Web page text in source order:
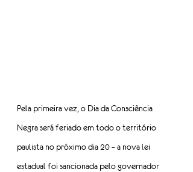
Pela primeira vez, o Dia da Consciência
Negra será feriado em todo o território
paulista no próximo dia 20 – a nova lei
estadual foi sancionada pelo governador